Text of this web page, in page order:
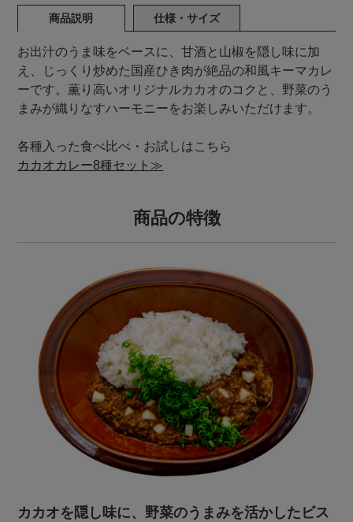
商品説明 仕様・サイズ
お出汁のうま味をベースに、甘酒と山椒を隠し味に加
え、じっくり炒めた国産ひき肉が絶品の和風キーマカレ
ーです。薫り高いオリジナルカカオのコクと、野菜のう
まみが織りなすハーモニーをお楽しみいただけます。
各種入った食べ比べ・お試しはこちら
カカオカレー8種セット≫
商品の特徴
カカオを隠し味に、野菜のうまみを活かしたビス